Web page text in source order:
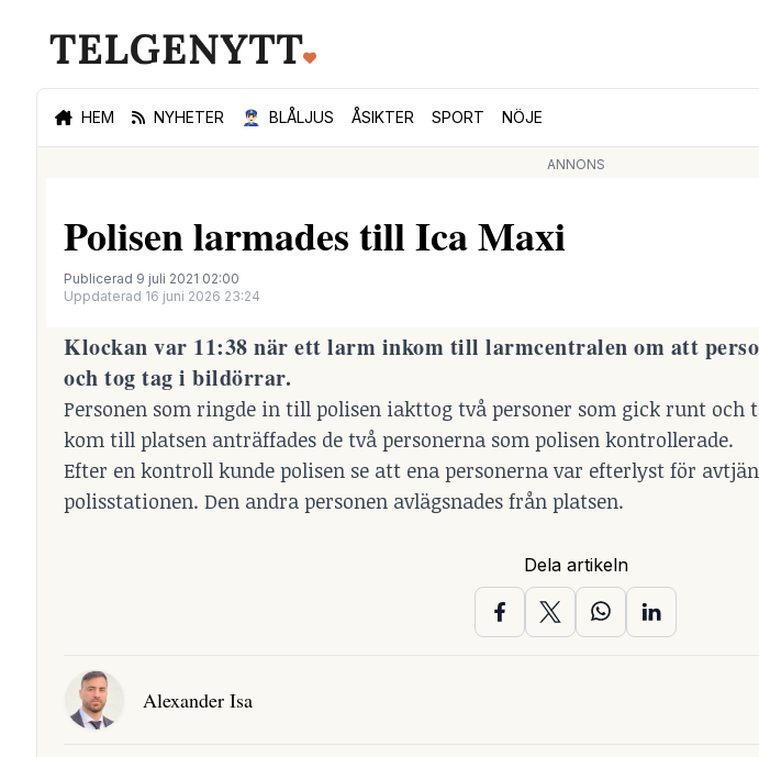
HEM NYHETER 👮🏻‍♂️ BLÅLJUS ÅSIKTER SPORT NÖJE
ANNONS
Polisen larmades till Ica Maxi
Publicerad 9 juli 2021 02:00
Uppdaterad 16 juni 2026 23:24
Klockan var 11:38 när ett larm inkom till larmcentralen om att
och tog tag i bildörrar.
Personen som ringde in till polisen iakttog två personer som gick runt
kom till platsen anträffades de två personerna som polisen kontrollerade.
Efter en kontroll kunde polisen se att ena personerna var efterlyst för
polisstationen. Den andra personen avlägsnades från platsen.
Dela artikeln
Alexander Isa